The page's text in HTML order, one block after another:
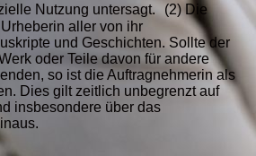
Nutzung untersagt. (2) Die
aller von ihr
und Geschichten. Sollte der
oder Teile davon für andere
so ist die Auftragnehmerin als
Dies gilt zeitlich unbegrenzt auf
insbesondere über das